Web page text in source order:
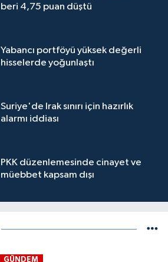
beri 4,75 puan düştü
Yabancı portföyü yüksek değerli
hisselerde yoğunlaştı
Suriye'de Irak sınırı için hazırlık
alarmı iddiası
PKK düzenlemesinde cinayet ve
müebbet kapsam dışı
GÜNDEM